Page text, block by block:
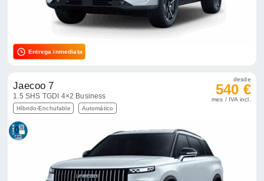
Entrega inmediata
Jaecoo 7
1.5 SHS TGDI 4×2 Business
Híbrido-Enchufable Automático
desde
540 €
mes / IVA incl.